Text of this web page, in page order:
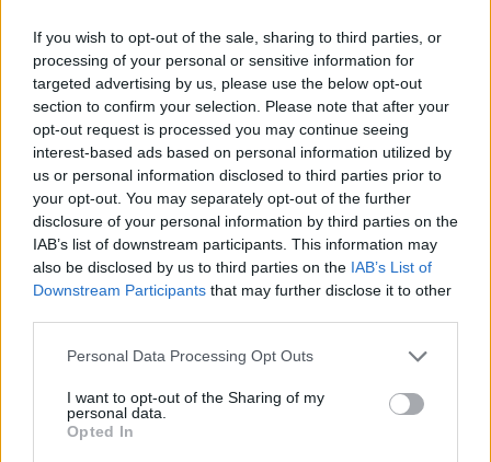
If you wish to opt-out of the sale, sharing to third parties, or
processing of your personal or sensitive information for
targeted advertising by us, please use the below opt-out
section to confirm your selection. Please note that after your
opt-out request is processed you may continue seeing
interest-based ads based on personal information utilized by
us or personal information disclosed to third parties prior to
your opt-out. You may separately opt-out of the further
disclosure of your personal information by third parties on the
IAB’s list of downstream participants. This information may
also be disclosed by us to third parties on the IAB’s List of
Downstream Participants that may further disclose it to other
Please note that this website/app uses one or more Google
not limited to your visit or usage behaviour. You may click to
grant or deny consent to Google and its third-party tags to
use your data for below specified purposes in below Google
Personal Data Processing Opt Outs
I want to opt-out of the Sharing of my
personal data.
Opted In
Οικονομίας και Πολιτισμού, στο
ομορφότερο μπαλκόνι των Δελφών
Το ιστορικό «Παβίλιον» στους Δελφούς
ανακατασκευάστηκε από την Polygreen και στη θέση
του δημιουργήθηκε το «π», το Παγκόσμιο Κέντρο για την
Κυκλική Οικονομία και τον Πολιτισμό. Ξεναγηθήκαμε και
μάθαμε από κοντά τι σημαίνει «Just Go Zero».